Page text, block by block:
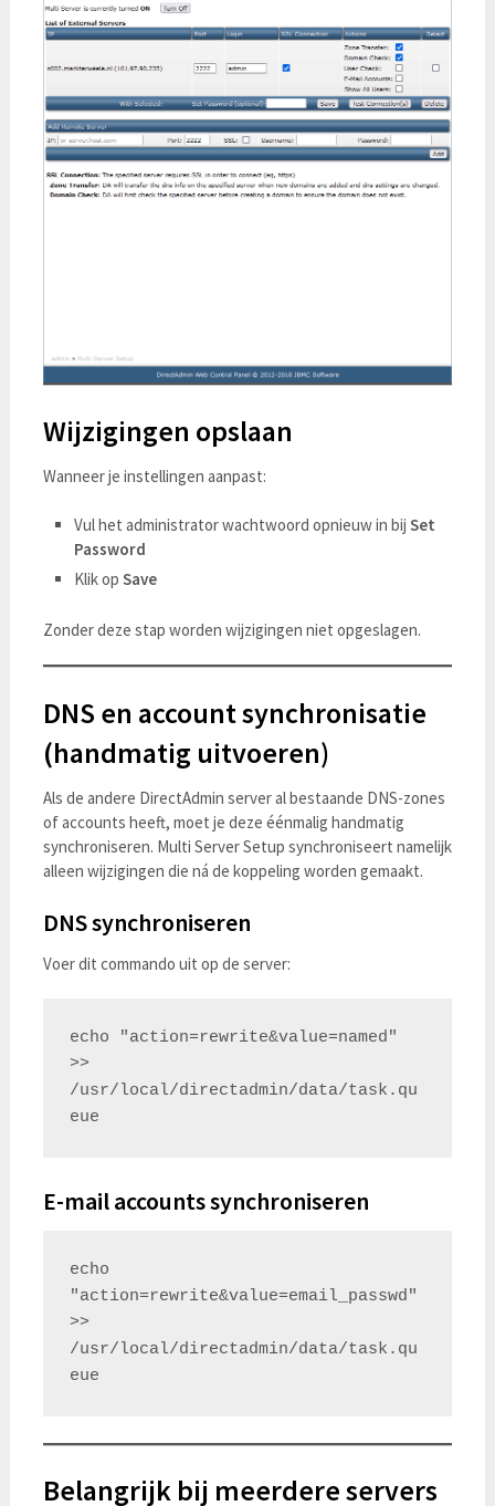
Wijzigingen opslaan
Wanneer je instellingen aanpast:
Vul het administrator wachtwoord opnieuw in bijSet
Password
Klik opSave
Zonder deze stap worden wijzigingen niet opgeslagen.
DNS en account synchronisatie
(handmatig uitvoeren)
Als de andere DirectAdmin server al bestaande DNS-zones
of accounts heeft, moet je deze éénmalig handmatig
synchroniseren. Multi Server Setup synchroniseert namelijk
alleen wijzigingen die ná de koppeling worden gemaakt.
DNS synchroniseren
Voer dit commando uit op de server:
echo "action=rewrite&value=named"
>>
/usr/local/directadmin/data/task.qu
E-mail accounts synchroniseren
echo
"action=rewrite&value=email_passwd"
>>
/usr/local/directadmin/data/task.qu
Belangrijk bij meerdere servers